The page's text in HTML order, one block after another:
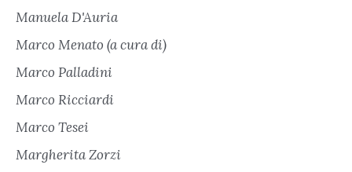
Manuela D'Auria
Marco Menato (a cura di)
Marco Palladini
Marco Ricciardi
Marco Tesei
Margherita Zorzi